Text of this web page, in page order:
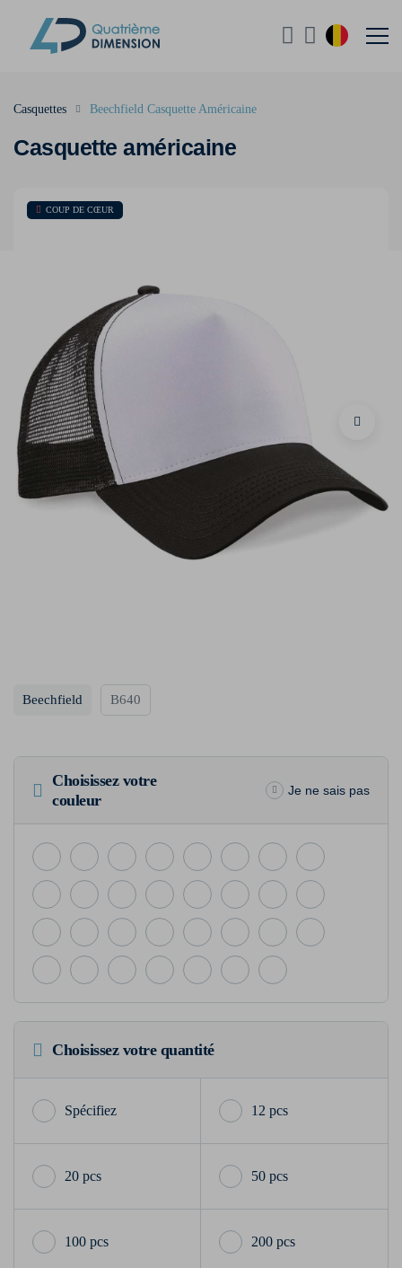
Casquette américaine
Casquettes Beechfield Casquette Américaine
COUP DE CŒUR
Beechfield B640
Choisissez votre
couleur
Je ne sais pas
Choisissez votre quantité
12 pcs
20 pcs 50 pcs
100 pcs 200 pcs